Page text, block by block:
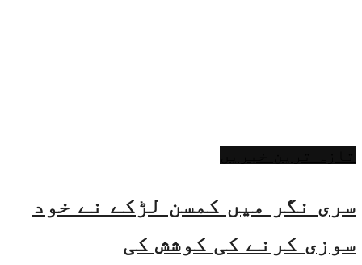
سری نگر میں کمسن لڑکے نے خود
سوزی کرنے کی کوشش کی